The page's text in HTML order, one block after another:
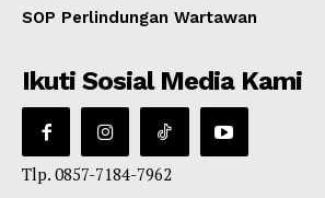
SOP Perlindungan Wartawan
Ikuti Sosial Media Kami
Tlp. 0857-7184-7962